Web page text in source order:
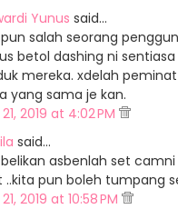
Yunus said…
salah seorang
betol dashing ni
mereka. xdelah
yang sama je kan.
2019 at 4:02 PM
said…
asbenlah set
..kita pun boleh tumpang
2019 at 10:58 PM